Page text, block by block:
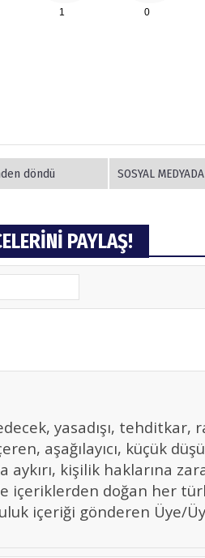
1 0
döndü SOSYAL MEDYADA ARDAHAN’IN
PAYLAŞ!
yasadışı, tehditkar,
aşağılayıcı, küçük
aykırı, kişilik haklarına
içeriklerden doğan her
içeriği gönderen Üye/